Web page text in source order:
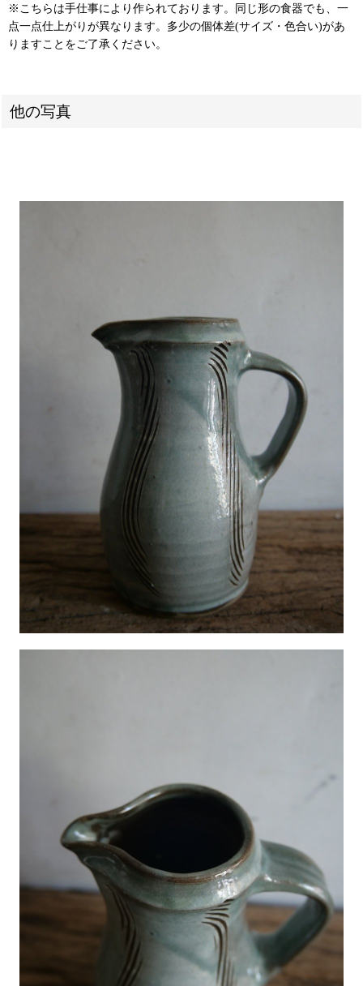
※こちらは手仕事により作られております。同じ形の食器でも、一
点一点仕上がりが異なります。多少の個体差(サイズ・色合い)があ
りますことをご了承ください。
他の写真